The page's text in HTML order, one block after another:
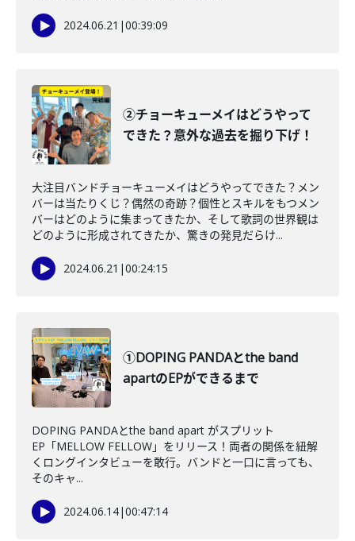
2024.06.21 |00:39:09
②チョーキューメイはどうやって
できた？意外な過去を掘り下げ！
大注目バンドチョーキューメイはどうやってできた？メン
バーは当たりくじ？偶然の奇跡？個性とスキルをもつメン
バーはどのように集まってきたか、そして歌詞の世界観は
どのように形成されてきたか、驚きの発見だらけ...
2024.06.21 |00:24:15
①DOPING PANDAとthe band
apartのEPができるまで
DOPING PANDAとthe band apart がスプリット
EP「MELLOW FELLOW」をリリース！両者の関係を紐解
くロングインタビューを敢行。バンドと一口に言っても、
そのキャ...
2024.06.14|00:47:14